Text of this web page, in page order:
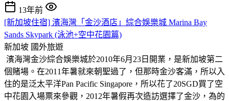
13年前
[新加坡住宿] 濱海灣「金沙酒店」綜合娛樂城 Marina Bay
Sands Skypark (泳池+空中花園篇)
新加坡 國外旅遊
濱海灣金沙綜合娛樂城於2010年6月23日開業，是新加坡第二
個賭場。在2011年暑就來朝聖過了，但那時金沙客滿，所以入
住的是泛太平洋Pan Pacific Singapore，所以花了20SGD買了空
中花園入場票來參觀，2012年暑假再次造訪選擇了金沙，為的